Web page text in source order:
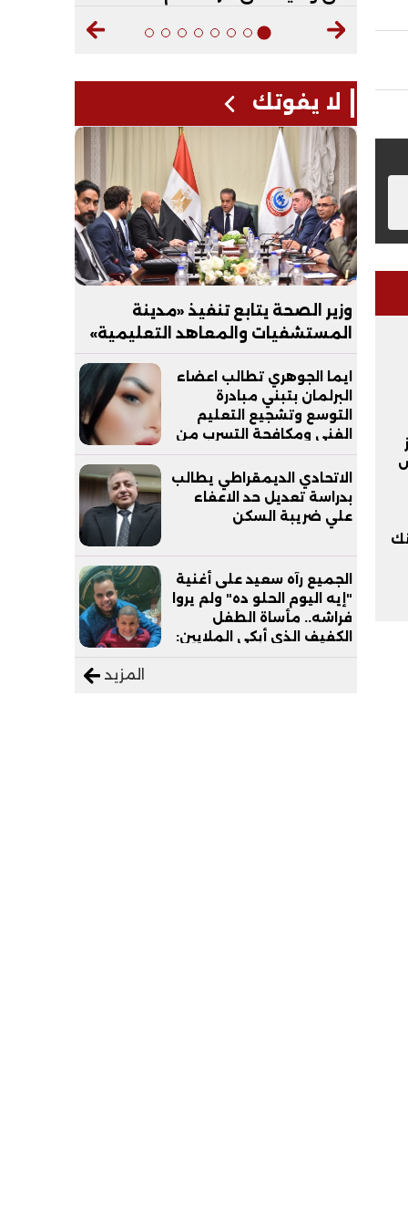
يسلم 17 تانك
لا يفوتك
وزير الصحة يتابع تنفيذ «مدينة
المستشفيات والمعاهد التعليمية»
بالعاصمة الجديدة
ايما الجوهري تطالب اعضاء
البرلمان بتبني مبادرة
التوسع وتشجيع التعليم
الفني ومكافحة التسرب من
التعليم
الاتحادي الديمقراطي يطالب
بدراسة تعديل حد الاعفاء
علي ضريبة السكن
الجميع رآه سعيد على أغنية
"إيه اليوم الحلو ده" ولم يروا
فراشه.. مأساة الطفل
الكفيف الذي أبكى الملايين:
المزيد